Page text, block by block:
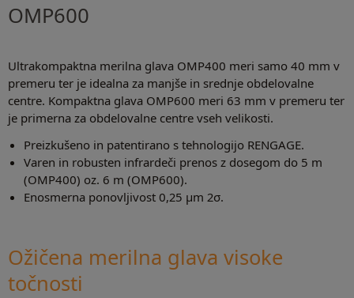
OMP600
Ultrakompaktna merilna glava OMP400 meri samo 40 mm v
premeru ter je idealna za manjše in srednje obdelovalne
centre. Kompaktna glava OMP600 meri 63 mm v premeru ter
je primerna za obdelovalne centre vseh velikosti.
Preizkušeno in patentirano s tehnologijo RENGAGE.
Varen in robusten infrardeči prenos z dosegom do 5 m
(OMP400) oz. 6 m (OMP600).
Enosmerna ponovljivost 0,25 µm 2σ.
Ožičena merilna glava visoke
točnosti